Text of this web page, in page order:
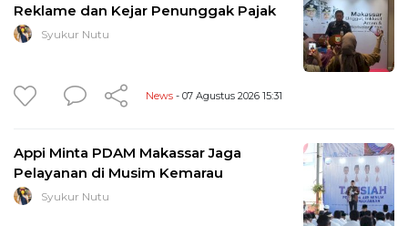
Reklame dan Kejar Penunggak Pajak
Syukur Nutu
News - 07 Agustus 2026 15:31
Appi Minta PDAM Makassar Jaga
Pelayanan di Musim Kemarau
Syukur Nutu